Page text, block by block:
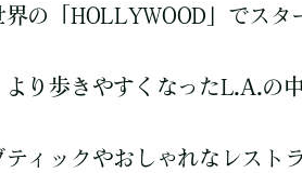
の「HOLLYWOOD」でスタ
り歩きやすくなったL.A.の
ィックやおしゃれなレスト